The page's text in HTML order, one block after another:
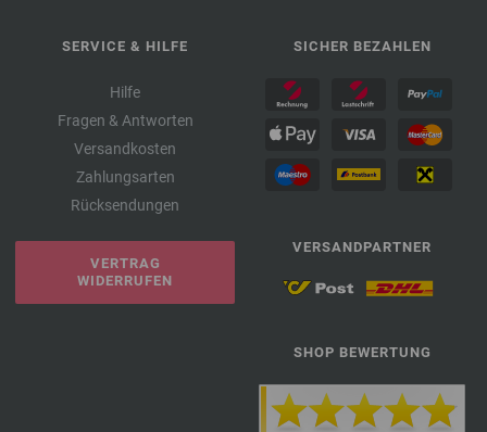
SERVICE & HILFE
Hilfe
Fragen & Antworten
Versandkosten
Zahlungsarten
Rücksendungen
VERTRAG
WIDERRUFEN
SICHER BEZAHLEN
VERSANDPARTNER
SHOP BEWERTUNG